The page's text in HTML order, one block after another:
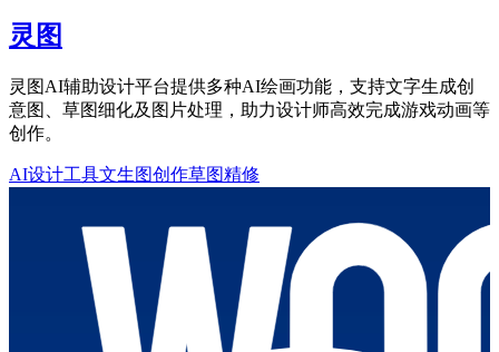
灵图
灵图AI辅助设计平台提供多种AI绘画功能，支持文字生成创
意图、草图细化及图片处理，助力设计师高效完成游戏动画等
创作。
AI设计工具文生图创作草图精修